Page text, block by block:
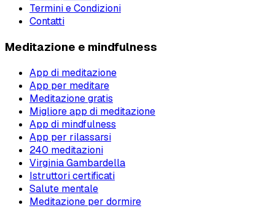
Termini e Condizioni
Contatti
Meditazione e mindfulness
App di meditazione
App per meditare
Meditazione gratis
Migliore app di meditazione
App di mindfulness
App per rilassarsi
240 meditazioni
Virginia Gambardella
Istruttori certificati
Salute mentale
Meditazione per dormire